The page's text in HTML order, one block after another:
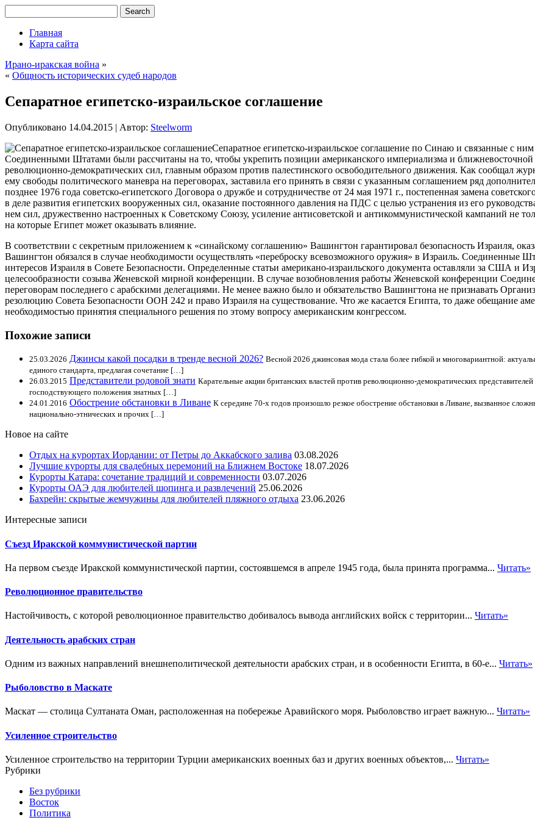
Главная
Карта сайта
Ирано-иракская война »
« Общность исторических судеб народов
Сепаратное египетско-израильское соглашение
Опубликовано 14.04.2015 | Автор: Steelworm
Сепаратное египетско-израильское соглашение по Синаю и связанные с
Соединенными Штатами были рассчитаны на то, чтобы укрепить позиции американского империализма и ближневосточной
революционно-демократических сил, главным образом против палестинского освободительного движения. Как сообщал
ему свободы политического маневра на переговорах, заставила его принять в связи с указанным соглашением ряд
позднее 1976 года советско-египетского Договора о дружбе и сотрудничестве от 24 мая 1971 г., постепенная замена
в деле развития египетских вооруженных сил, оказание постоянного давления на ПДС с целью устранения из его
нем сил, дружественно настроенных к Советскому Союзу, усиление антисоветской и антикоммунистической кампаний не
на которые Египет может оказывать влияние.
В соответствии с секретным приложением к «синайскому соглашению» Вашингтон гарантировал безопасность Израиля,
Вашингтон обязался в случае необходимости осуществлять «переброску всевозможного оружия» в Израиль. Соединенные
интересов Израиля в Совете Безопасности. Определенные статьи американо-израильского документа оставляли за США и
целесообразности созыва Женевской мирной конференции. В случае возобновления работы Женевской конференции
переговорам последнего с арабскими делегациями. Не менее важно было и обязательство Вашингтона не признавать
резолюцию Совета Безопасности ООН 242 и право Израиля на существование. Что же касается Египта, то даже обещание
необходимостью принятия специального решения по этому вопросу американским конгрессом.
Похожие записи
25.03.2026 Джинсы какой посадки в тренде весной 2026? Весной 2026 джинсовая мода стала более гибкой и многовариантной:
единого стандарта, предлагая сочетание […]
26.03.2015 Представители родовой знати Карательные акции британских властей против революционно-демократических
господствующего положения знатных […]
24.01.2016 Обострение обстановки в Ливане К середине 70-х годов произошло резкое обострение обстановки в Ливане, вызванное
национально-этнических и прочих […]
Новое на сайте
Отдых на курортах Иордании: от Петры до Аккабского залива 03.08.2026
Лучшие курорты для свадебных церемоний на Ближнем Востоке 18.07.2026
Курорты Катара: сочетание традиций и современности 03.07.2026
Курорты ОАЭ для любителей шопинга и развлечений 25.06.2026
Бахрейн: скрытые жемчужины для любителей пляжного отдыха 23.06.2026
Интересные записи
Съезд Иракской коммунистической партии
На первом съезде Иракской коммунистической партии, состоявшемся в апреле 1945 года, была принята программа... Читать»
Революционное правительство
Настойчивость, с которой революционное правительство добивалось вывода английских войск с территории... Читать»
Деятельность арабских стран
Одним из важных направлений внешнеполитической деятельности арабских стран, и в особенности Египта, в 60-е... Читать»
Рыболовство в Маскате
Маскат — столица Султаната Оман, расположенная на побережье Аравийского моря. Рыболовство играет важную... Читать»
Усиленное строительство
Усиленное строительство на территории Турции американских военных баз и других военных объектов,... Читать»
Рубрики
Без рубрики
Восток
Политика